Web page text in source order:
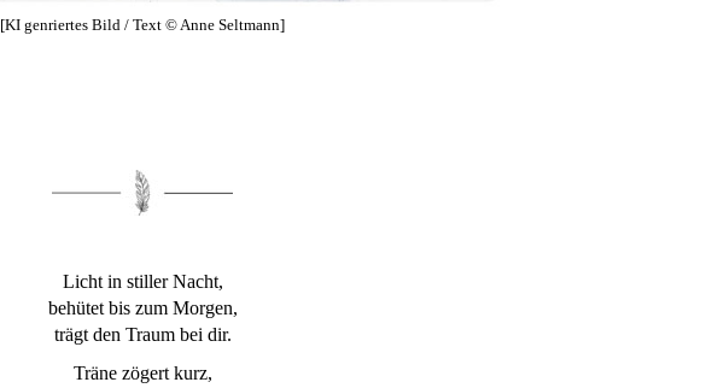
[KI genriertes Bild / Text © Anne Seltmann]
Licht in stiller Nacht,
behütet bis zum Morgen,
trägt den Traum bei dir.
Träne zögert kurz,